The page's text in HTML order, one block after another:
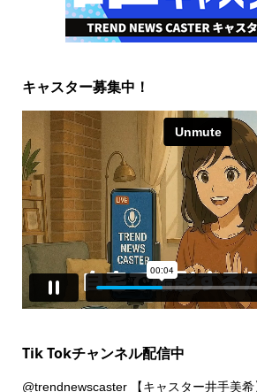
キャスター募集中！
Tik Tokチャンネル配信中
@trendnewscaster【キャスター井手美希